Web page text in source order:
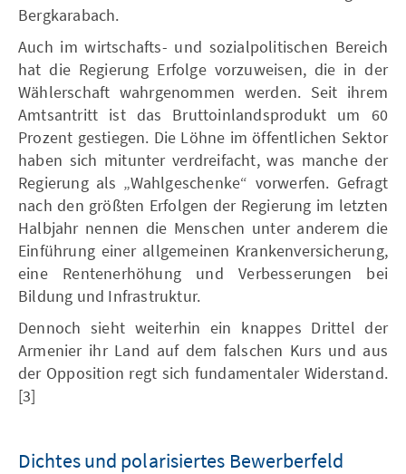
Bergkarabach.
Auch im wirtschafts- und sozialpolitischen Bereich
hat die Regierung Erfolge vorzuweisen, die in der
Wählerschaft wahrgenommen werden. Seit ihrem
Amtsantritt ist das Bruttoinlandsprodukt um 60
Prozent gestiegen. Die Löhne im öffentlichen Sektor
haben sich mitunter verdreifacht, was manche der
Regierung als „Wahlgeschenke“ vorwerfen. Gefragt
nach den größten Erfolgen der Regierung im letzten
Halbjahr nennen die Menschen unter anderem die
Einführung einer allgemeinen Krankenversicherung,
eine Rentenerhöhung und Verbesserungen bei
Bildung und Infrastruktur.
Dennoch sieht weiterhin ein knappes Drittel der
Armenier ihr Land auf dem falschen Kurs und aus
der Opposition regt sich fundamentaler Widerstand.
[3]
Dichtes und polarisiertes Bewerberfeld